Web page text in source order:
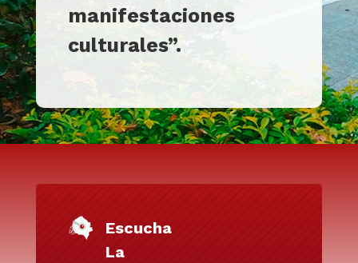
manifestaciones
culturales”.
Escucha
La